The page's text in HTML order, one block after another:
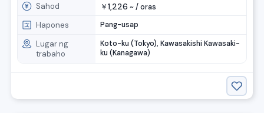
Sahod ￥1,226 ~ /oras
Hapones Pang-usap
Lugar ng
trabaho
Koto-ku (Tokyo), Kawasakishi Kawasaki-
ku (Kanagawa)